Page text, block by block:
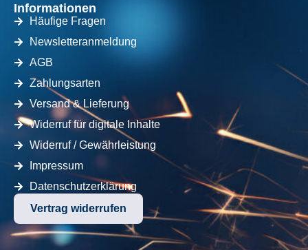
Informationen
Häufige Fragen
Newsletteranmeldung
AGB
Zahlungsarten
Versand & Lieferung
Widerruf für digitale Inhalte
Widerruf / Gewährleistung
Impressum
Datenschutzerklärung
Vertrag widerrufen